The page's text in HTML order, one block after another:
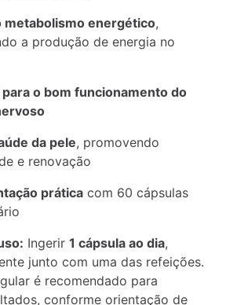
metabolismo energético,
a produção de energia no
o bom funcionamento do
da pele, promovendo
e renovação
prática com 60 cápsulas
Ingerir 1 cápsula ao dia,
junto com uma das refeições.
é recomendado para
conforme orientação de